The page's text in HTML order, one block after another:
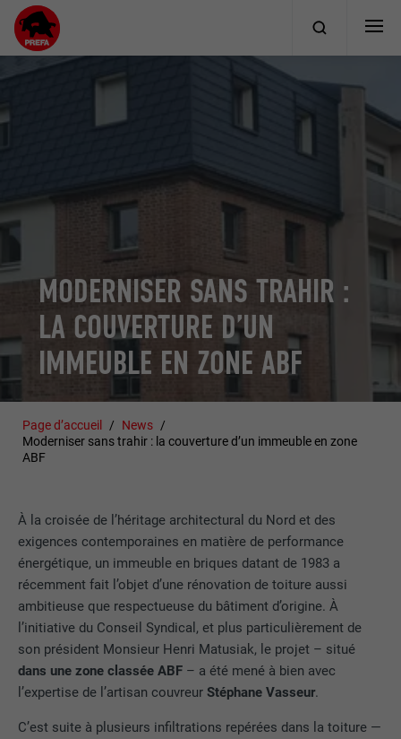
MODERNISER SANS TRAHIR :
LA COUVERTURE D’UN
IMMEUBLE EN ZONE ABF
Page d’accueil
News
Moderniser sans trahir : la couverture d’un immeuble en zone
ABF
À la croisée de l’héritage architectural du Nord et des
exigences contemporaines en matière de performance
énergétique, un immeuble en briques datant de 1983 a
récemment fait l’objet d’une rénovation de toiture aussi
ambitieuse que respectueuse du bâtiment d’origine. À
l’initiative du Conseil Syndical, et plus particulièrement de
son président Monsieur Henri Matusiak, le projet – situé
dans une zone classée ABF – a été mené à bien avec
l’expertise de l’artisan couvreurStéphane Vasseur.
C’est suite à plusieurs infiltrations repérées dans la toiture —